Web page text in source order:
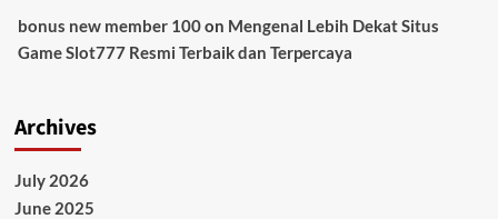
bonus new member 100on Mengenal Lebih Dekat Situs
Game Slot777 Resmi Terbaik dan Terpercaya
Archives
July 2026
June 2025